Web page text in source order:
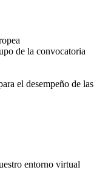
de la convocatoria
el desempeño de las
entorno virtual